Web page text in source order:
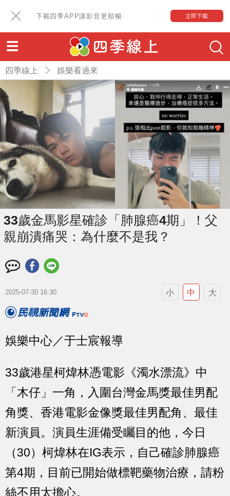
下載四季APP讓影音更順暢 立即下載
四季線上 娛樂看過來
33歲金馬影星確診「肺腺癌4期」！父
親崩潰痛哭：為什麼不是我？
2025-07-30 16:30 小 中 大
娛樂中心／于士宸報導
33歲港星柯煒林憑電影《濁水漂流》中
「木仔」一角，入圍台灣金馬獎最佳男配
角獎、香港電影金像獎最佳男配角、最佳
新演員。演員生涯備受矚目的他，今日
（30）柯煒林在IG表示，自己確診肺腺癌
第4期，目前已開始做標靶藥物治療，請粉
絲不用太擔心。